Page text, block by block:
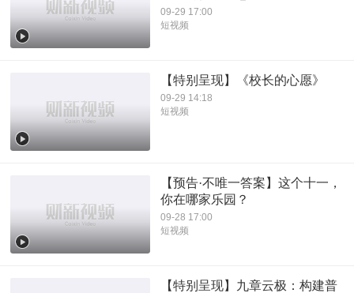
09-29 17:00
短视频
【特别呈现】《校长的心愿》
09-29 14:18
短视频
【预告·不唯一答案】这个十一，
你在哪家乐园？
09-28 17:00
短视频
【特别呈现】九章云极：构建普